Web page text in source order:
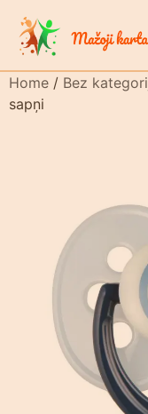
Home / Bez
sapņi